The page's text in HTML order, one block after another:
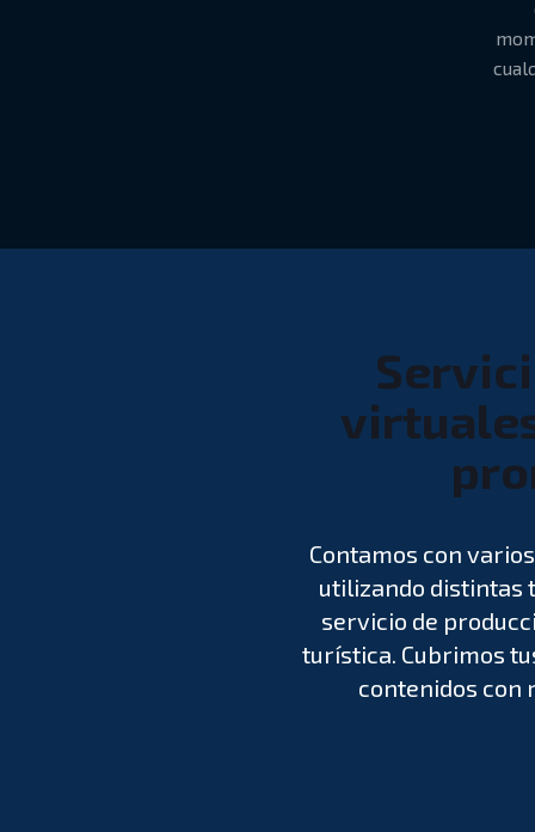
Contamos con
utilizando distintas
servicio de
turística. Cubrimos
contenidos con